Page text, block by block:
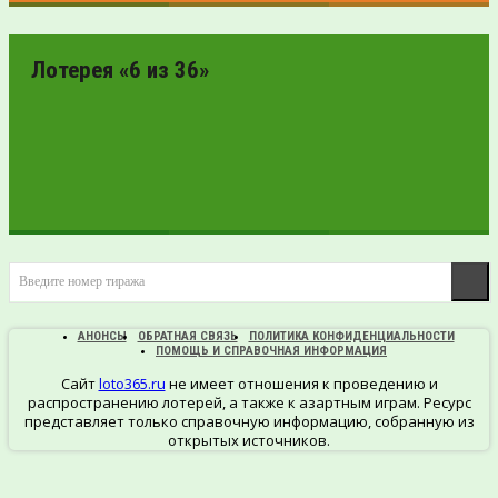
ПРОВЕРИТЬ
БИЛЕТ
Лотерея «6 из 36»
ПРОВЕРИТЬ
БИЛЕТ
Введите номер тиража
АНОНСЫ ОБРАТНАЯ СВЯЗЬ
ПОЛИТИКА КОНФИДЕНЦИАЛЬНОСТИ
ПОМОЩЬ И СПРАВОЧНАЯ ИНФОРМАЦИЯ
Сайтloto365.ru не имеет отношения к проведению и
распространению лотерей, а также к азартным играм. Ресурс
представляет только справочную информацию, собранную из
открытых источников.